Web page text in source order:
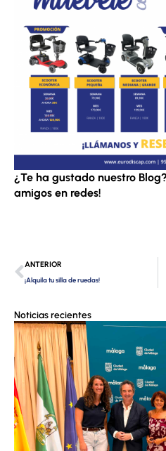
¿Te ha gustado nuestro
amigos en redes!
Ant
ANTERIOR
¡Alquila tu silla de ruedas!
Noticias recientes